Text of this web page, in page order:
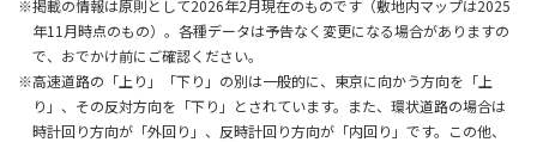
※掲載の情報は原則として2026年2月現在のものです（敷地内マップは2025
年11月時点のもの）。各種データは予告なく変更になる場合がありますの
で、おでかけ前にご確認ください。
※高速道路の「上り」「下り」の別は一般的に、東京に向かう方向を「上
り」、その反対方向を「下り」とされています。また、環状道路の場合は
時計回り方向が「外回り」、反時計回り方向が「内回り」です。この他、